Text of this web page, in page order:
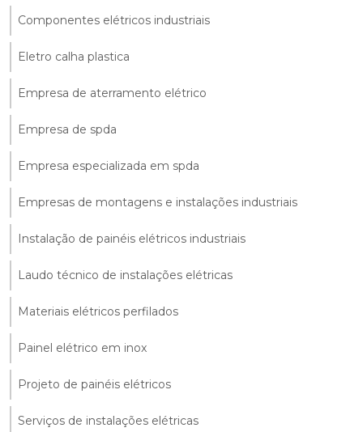
Componentes elétricos industriais
Eletro calha plastica
Empresa de aterramento elétrico
Empresa de spda
Empresa especializada em spda
Empresas de montagens e instalações industriais
Instalação de painéis elétricos industriais
Laudo técnico de instalações elétricas
Materiais elétricos perfilados
Painel elétrico em inox
Projeto de painéis elétricos
Serviços de instalações elétricas